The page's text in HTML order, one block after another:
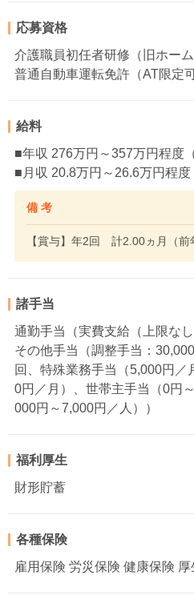
応募資格
介護職員初任者研修（旧ホーム
普通自動車運転免許（AT限定可
給料
■年収 276万円～357万円程度
■月収 20.8万円～26.6万円程度
備 考
【賞与】年2回 計2.00ヵ月（前
諸手当
通勤手当（実費支給（上限なし
その他手当（調整手当：
回、特殊業務手当（5,000円
0円／月）、世帯主手当（0円
000円～7,000円／人））
福利厚生
財形貯蓄
各種保険
雇用保険 労災保険 健康保険